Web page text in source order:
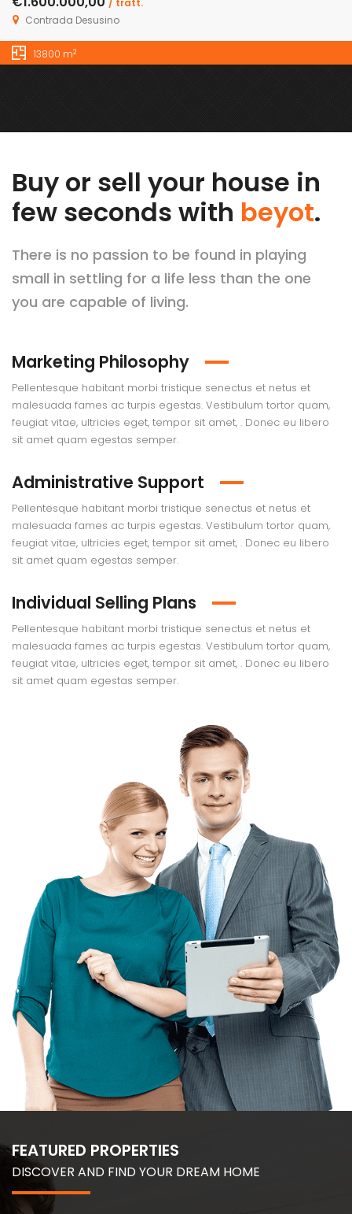
/ tratt.
Contrada Desusino
13800 m2
Buy or sell your house in
few seconds with beyot.
There is no passion to be found in playing
small in settling for a life less than the one
you are capable of living.
Marketing Philosophy
Pellentesque habitant morbi tristique senectus et netus et
malesuada fames ac turpis egestas. Vestibulum tortor quam,
feugiat vitae, ultricies eget, tempor sit amet, . Donec eu libero
sit amet quam egestas semper.
Administrative Support
Pellentesque habitant morbi tristique senectus et netus et
malesuada fames ac turpis egestas. Vestibulum tortor quam,
feugiat vitae, ultricies eget, tempor sit amet, . Donec eu libero
sit amet quam egestas semper.
Individual Selling Plans
Pellentesque habitant morbi tristique senectus et netus et
malesuada fames ac turpis egestas. Vestibulum tortor quam,
feugiat vitae, ultricies eget, tempor sit amet, . Donec eu libero
sit amet quam egestas semper.
FEATURED PROPERTIES
DISCOVER AND FIND YOUR DREAM HOME